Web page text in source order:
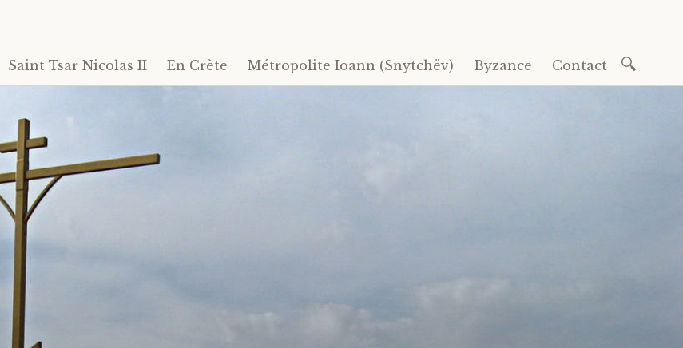
Saint Tsar Nicolas II En Crète Métropolite Ioann (Snytchëv) Byzance Contact